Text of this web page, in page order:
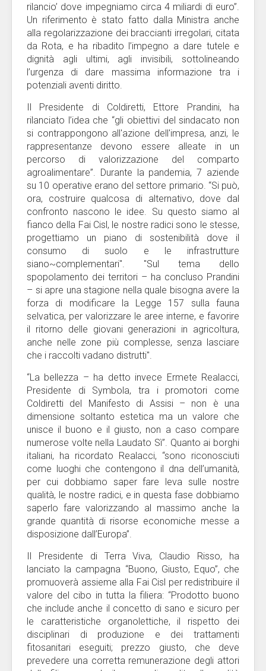
rilancio’ dove impegniamo circa 4 miliardi di euro”.
Un riferimento è stato fatto dalla Ministra anche
alla regolarizzazione dei braccianti irregolari, citata
da Rota, e ha ribadito l’impegno a dare tutele e
dignità agli ultimi, agli invisibili, sottolineando
l’urgenza di dare massima informazione tra i
potenziali aventi diritto.
Il Presidente di Coldiretti, Ettore Prandini, ha
rilanciato l’idea che “gli obiettivi del sindacato non
si contrappongono all'azione dell'impresa, anzi, le
rappresentanze devono essere alleate in un
percorso di valorizzazione del comparto
agroalimentare”. Durante la pandemia, 7 aziende
su 10 operative erano del settore primario. “Si può,
ora, costruire qualcosa di alternativo, dove dal
confronto nascono le idee. Su questo siamo al
fianco della Fai Cisl, le nostre radici sono le stesse,
progettiamo un piano di sostenibilità dove il
consumo di suolo e le infrastrutture
siano~complementari". "Sul tema dello
spopolamento dei territori – ha concluso Prandini
– si apre una stagione nella quale bisogna avere la
forza di modificare la Legge 157 sulla fauna
selvatica, per valorizzare le aree interne, e favorire
il ritorno delle giovani generazioni in agricoltura,
anche nelle zone più complesse, senza lasciare
che i raccolti vadano distrutti".
“La bellezza – ha detto invece Ermete Realacci,
Presidente di Symbola, tra i promotori come
Coldiretti del Manifesto di Assisi – non è una
dimensione soltanto estetica ma un valore che
unisce il buono e il giusto, non a caso compare
numerose volte nella Laudato Sì”. Quanto ai borghi
italiani, ha ricordato Realacci, “sono riconosciuti
come luoghi che contengono il dna dell’umanità,
per cui dobbiamo saper fare leva sulle nostre
qualità, le nostre radici, e in questa fase dobbiamo
saperlo fare valorizzando al massimo anche la
grande quantità di risorse economiche messe a
disposizione dall’Europa”.
Il Presidente di Terra Viva, Claudio Risso, ha
lanciato la campagna “Buono, Giusto, Equo”, che
promuoverà assieme alla Fai Cisl per redistribuire il
valore del cibo in tutta la filiera: “Prodotto buono
che include anche il concetto di sano e sicuro per
le caratteristiche organolettiche, il rispetto dei
disciplinari di produzione e dei trattamenti
fitosanitari eseguiti; prezzo giusto, che deve
prevedere una corretta remunerazione degli attori